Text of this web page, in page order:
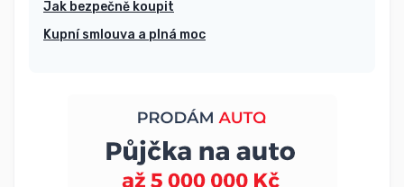
Jak bezpečně koupit
Kupní smlouva a plná moc